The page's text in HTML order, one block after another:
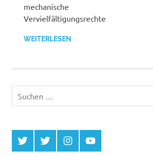
mechanische
Vervielfältigungsrechte
WEITERLESEN
nach:
Twitter
MCDP
Twitter
Musicradiostation
InstagramYouTube